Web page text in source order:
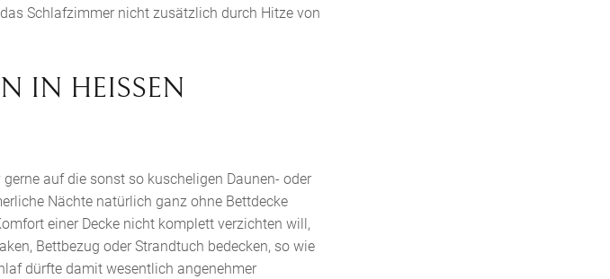
Schlafzimmer nicht zusätzlich durch Hitze von
IN HEISSEN S
auf die sonst so kuscheligen Daunen- oder
Nächte natürlich ganz ohne Bettdecke
einer Decke nicht komplett verzichten will,
Bettbezug oder Strandtuch bedecken, so wie
dürfte damit wesentlich angenehmer